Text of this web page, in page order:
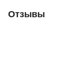
Отзывы